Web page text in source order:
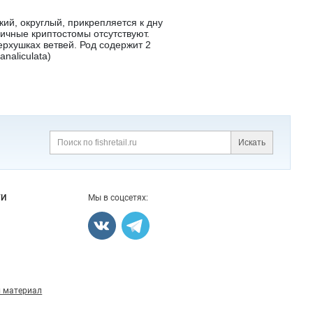
округлый, прикрепляется к дну
криптостомы отсутствуют.
ветвей. Род содержит 2
Искать
Мы в соцсетях: